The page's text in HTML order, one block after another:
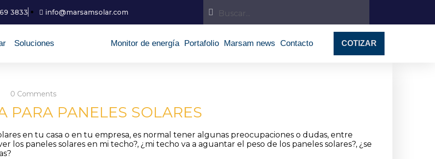
3833 info@marsamsolar.com
Soluciones Monitor de energía Portafolio Marsam news Contacto COTIZAR
0 Comments
PARA PANELES SOLARES
en tu casa o en tu empresa, es normal tener algunas preocupaciones o dudas, entre
los paneles solares en mi techo?, ¿mi techo va a aguantar el peso de los paneles solares?, ¿se